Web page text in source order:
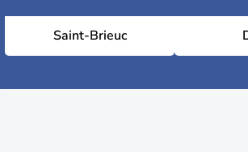
Saint-Brieuc